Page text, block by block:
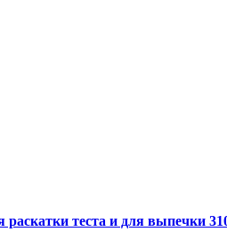
теста и для выпечки